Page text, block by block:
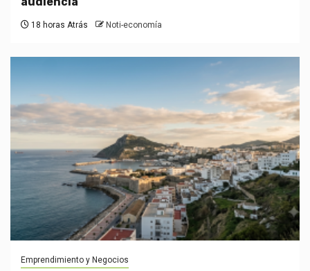
18 horas Atrás Noti-economía
Emprendimiento y Negocios